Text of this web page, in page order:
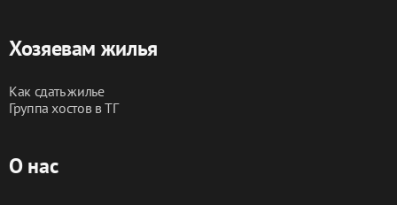
Хозяевам жилья
Как сдать жилье
Группа хостов в ТГ
О нас